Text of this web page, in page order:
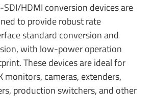
SDI/HDMI conversion devices are
to provide robust rate
standard conversion and
with low-power operation
These devices are ideal for
monitors, cameras, extenders,
production switchers, and other